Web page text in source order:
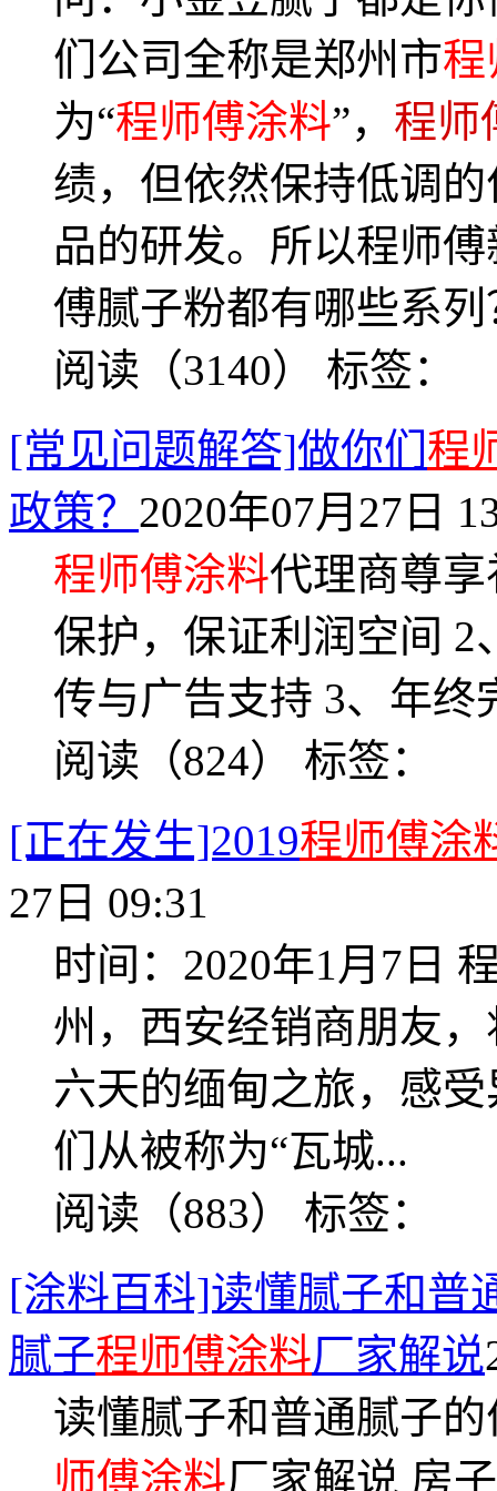
们公司全称是郑州市程
为“程师傅涂料”， 程师
绩，但依然保持低调
品的研发。所以程师
傅腻子粉都有哪些系
阅读（3140） 标签：
[常见问题解答]做你们 程
政策？ 2020年07月27日
程师傅涂料代理商尊
保护，保证利润空间
传与广告支持 3、年终
阅读（824） 标签：
[正在发生]2019程师傅涂
27日 09:31
时间：2020年1月7日
州，西安经销商朋友
六天的缅甸之旅，感
们从被称为“瓦城...
阅读（883） 标签：
[涂料百科]读懂腻子和普
腻子程师傅涂料厂家解说
读懂腻子和普通腻子
师傅涂料厂家解说 房